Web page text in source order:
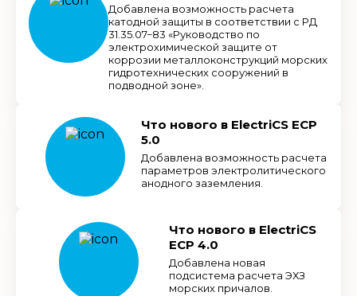
Добавлена возможность расчета
катодной защиты в соответствии с РД
31.35.07−83 «Руководство по
электрохимической защите от
коррозии металлоконструкций морских
гидротехнических сооружений в
подводной зоне».
Что нового в ElectriCS ECP
5.0
Добавлена возможность расчета
параметров электролитического
анодного заземления.
Что нового в ElectriCS
ECP 4.0
Добавлена новая
подсистема расчета ЭХЗ
морских причалов.